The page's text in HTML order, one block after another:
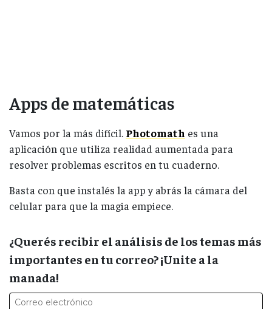
Apps de matemáticas
Vamos por la más difícil. Photomath es una
aplicación que utiliza realidad aumentada para
resolver problemas escritos en tu cuaderno.
Basta con que instalés la app y abrás la cámara del
celular para que la magia empiece.
¿Querés recibir el análisis de los temas más
importantes en tu correo? ¡Unite a la
manada!